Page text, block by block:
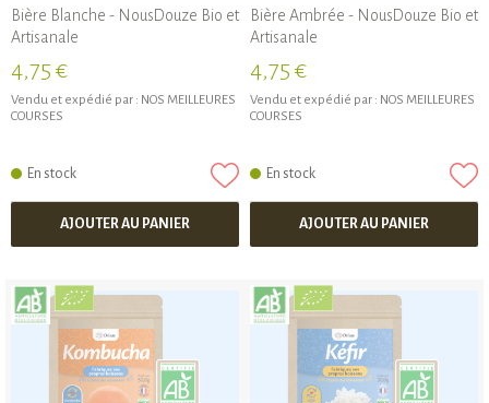
Bière Blanche - NousDouze Bio et
Artisanale
4,75 €
Vendu et expédié par : NOS MEILLEURES
COURSES
En stock
AJOUTER AU PANIER
Bière Ambrée - NousDouze Bio et
Artisanale
4,75 €
Vendu et expédié par : NOS MEILLEURES
COURSES
En stock
AJOUTER AU PANIER